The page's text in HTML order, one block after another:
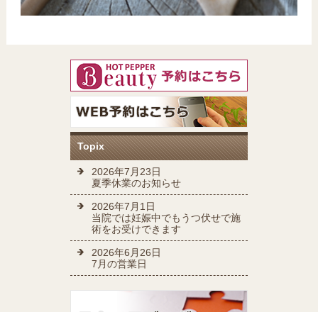
Topix
2026年7月23日
夏季休業のお知らせ
2026年7月1日
当院では妊娠中でもうつ伏せで施
術をお受けできます
2026年6月26日
7月の営業日